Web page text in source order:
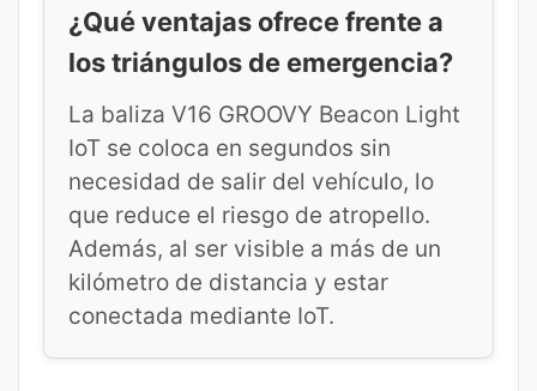
¿Qué ventajas ofrece frente a
los triángulos de emergencia?
La baliza V16 GROOVY Beacon Light
IoT se coloca en segundos sin
necesidad de salir del vehículo, lo
que reduce el riesgo de atropello.
Además, al ser visible a más de un
kilómetro de distancia y estar
conectada mediante IoT.